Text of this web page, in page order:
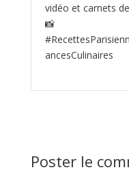
vidéo et carnets
📸
ancesCulinaires
Poster le